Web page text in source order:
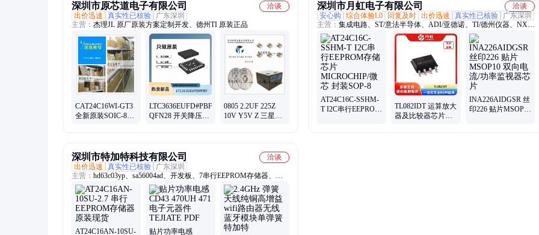
深圳市原芯道电子有限公司
洽谈
出价迅速
真实性已核验
广东深圳
主营：
杰理JL 原厂原装方案定制开发、德州TI 原装正品
CAT24C16WI-GT3
全新原装SOIC-8
LTC3636EUFD#PBF
QFN28 开关降压型
0805 2.2UF 225Z
10V Y5V Z 三星陶
深圳市月虹电子有限公司
洽谈
安心购
综合体验L0 回复及时 出价迅速 真实性已核验
广东深圳
主营： 集成电路、ST/意法半导体、ADI/亚德诺、TI/德州仪器、NXP/
恩智浦、ON/安森美
AT24C16C-SSHM-
T I2C串行EEPROM
TL082IDT 运算放大
器及比较器芯片
INA226AIDGSR 丝
印226 贴片MSOP10
深圳市特加特科技有限公司
洽谈
出价迅速
真实性已核验
广东深圳
主营： hd63c03yp、sa56004ad、开发板、7串行EEPROM存储器、
max232cse、usb插头、电池盒、fdms7620s、aoz1017di、pbls2004d、
stn1hnk60、未做线、贴片mcu、tda4841ps、rpf88130b、bnc公头、
tda4916gg、ami8563ts、覆铜板、tde3247fp、mbi5034gp、mbi5042gf、
线smb弯、diy高速、dg201hsdj、smb-k-1.5
AT24C16AN-10SU-
贴片功率电感